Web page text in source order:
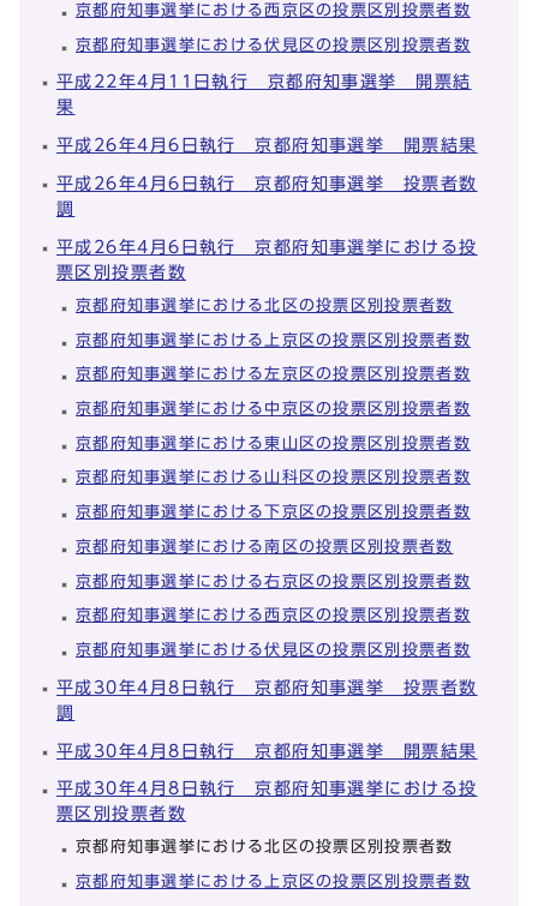
京都府知事選挙における西京区の投票区別投票者数
京都府知事選挙における伏見区の投票区別投票者数
平成22年4月11日執行 京都府知事選挙 開票結
果
平成26年4月6日執行 京都府知事選挙 開票結果
平成26年4月6日執行 京都府知事選挙 投票者数
調
平成26年4月6日執行 京都府知事選挙における投
票区別投票者数
京都府知事選挙における北区の投票区別投票者数
京都府知事選挙における上京区の投票区別投票者数
京都府知事選挙における左京区の投票区別投票者数
京都府知事選挙における中京区の投票区別投票者数
京都府知事選挙における東山区の投票区別投票者数
京都府知事選挙における山科区の投票区別投票者数
京都府知事選挙における下京区の投票区別投票者数
京都府知事選挙における南区の投票区別投票者数
京都府知事選挙における右京区の投票区別投票者数
京都府知事選挙における西京区の投票区別投票者数
京都府知事選挙における伏見区の投票区別投票者数
平成30年4月8日執行 京都府知事選挙 投票者数
調
平成30年4月8日執行 京都府知事選挙 開票結果
平成30年4月8日執行 京都府知事選挙における投
票区別投票者数
京都府知事選挙における北区の投票区別投票者数
京都府知事選挙における上京区の投票区別投票者数